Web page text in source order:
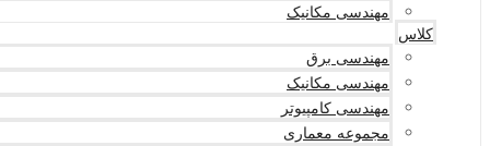
مهندسی مکانیک
کلاس
مهندسی برق
مهندسی مکانیک
مهندسی کامپیوتر
مجموعه معماری